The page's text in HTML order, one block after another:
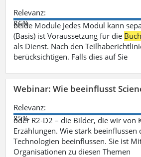
Relevanz:
86%
beide Module Jedes Modul kann
(Basis) ist Voraussetzung für die
als Dienst. Nach den
berücksichtigen. Falls dies auf Sie
Webinar: Wie beeinflusst
Relevanz:
85%
oder R2-D2 – die Bilder, die wir
Erzählungen. Wie stark
Technologien beeinflussen. Sie ist
Organisationen zu diesen Themen